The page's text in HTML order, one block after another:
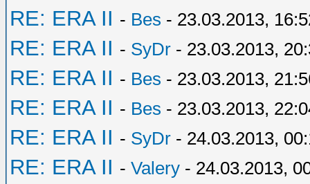
RE: ERA II - Bes - 23.03.2013,
RE: ERA II - SyDr - 23.03.2013,
RE: ERA II - Bes - 23.03.2013,
RE: ERA II - Bes - 23.03.2013,
RE: ERA II - SyDr - 24.03.2013,
RE: ERA II - Valery - 24.03.2013,